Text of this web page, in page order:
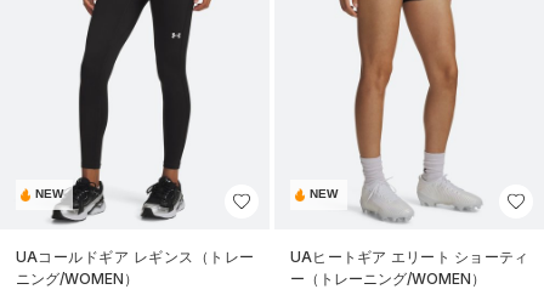
NEW
UAコールドギア レギンス（トレー
ニング/WOMEN）
NEW
UAヒートギア エリート ショーティ
ー（トレーニング/WOMEN）